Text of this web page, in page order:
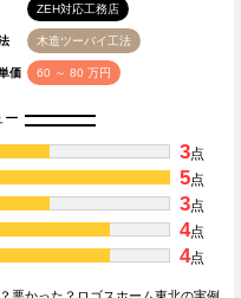
ZEH対応工務店
木造ツーバイ工法
価 60 ～ 80 万円
ー
3点
5点
3点
4点
4点